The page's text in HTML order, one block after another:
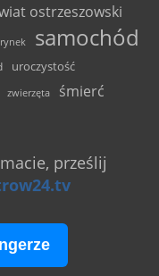
ostrzeszowski
rynek samochód
uroczystość
zwierzęta śmierć
prześlij